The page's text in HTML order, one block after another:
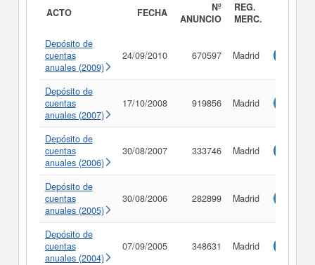
ACTO FECHA
Nº
ANUNCIO
REG.
MERC.
Depósito de
cuentas
anuales (2009)
24/09/2010 670597 Madrid
Depósito de
cuentas
anuales (2007)
17/10/2008 919856 Madrid
Depósito de
cuentas
anuales (2006)
30/08/2007 333746 Madrid
Depósito de
cuentas
anuales (2005)
30/08/2006 282899 Madrid
Depósito de
cuentas
anuales (2004)
07/09/2005 348631 Madrid